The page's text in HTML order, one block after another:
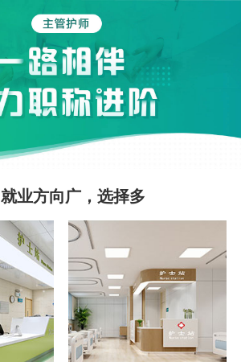
就业方向广，选择多